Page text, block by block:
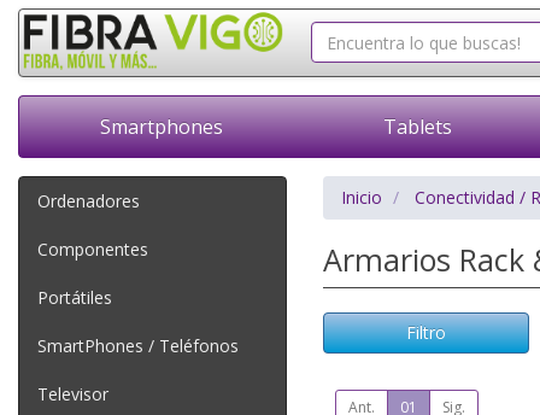
Smartphones Tablets
Ordenadores
Componentes
Portátiles
SmartPhones / Teléfonos
Televisor
Inicio Conectividad /
Armarios Rack
Filtro
Ant. 01 Sig.